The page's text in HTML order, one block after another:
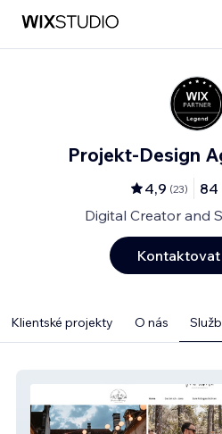
Projekt-Design
4,9 (23) 84
Digital Creator and
Kontaktovat
Klientské projekty O nás